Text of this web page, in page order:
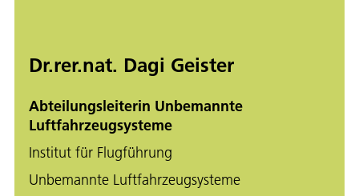
Dr.rer.nat. Dagi Geister
Abteilungsleiterin Unbemannte
Luftfahrzeugsysteme
Institut für Flugführung
Unbemannte Luftfahrzeugsysteme